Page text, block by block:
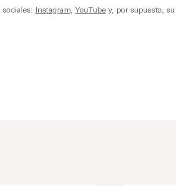
Instagram, YouTube y, por supuesto, su